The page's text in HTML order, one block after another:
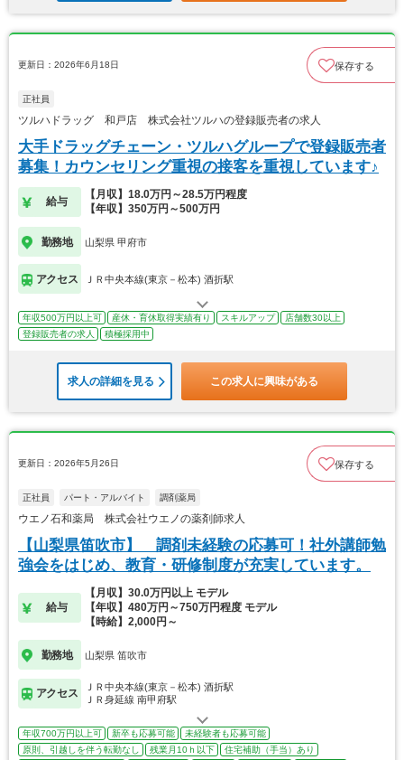
更新日：2026年6月18日 保存する
正社員
ツルハドラッグ 和戸店 株式会社ツルハの登録販売者の求人
大手ドラッグチェーン・ツルハグループで登録販売者
募集！カウンセリング重視の接客を重視しています♪
給与
【月収】18.0万円～28.5万円程度
【年収】350万円～500万円
勤務地 山梨県 甲府市
アクセス ＪＲ中央本線(東京－松本) 酒折駅
年収500万円以上可 産休・育休取得実績有り スキルアップ
店舗数30以上
登録販売者の求人
積極採用中
求人の詳細を見る この求人に興味がある
更新日：2026年5月26日 保存する
正社員 パート・アルバイト 調剤薬局
ウエノ石和薬局 株式会社ウエノの薬剤師求人
【山梨県笛吹市】 調剤未経験の応募可！社外講師勉
強会をはじめ、教育・研修制度が充実しています。
給与
【月収】30.0万円以上 モデル
【年収】480万円～750万円程度 モデル
【時給】2,000円～
勤務地 山梨県 笛吹市
アクセス
ＪＲ中央本線(東京－松本) 酒折駅
ＪＲ身延線 南甲府駅
年収700万円以上可 新卒も応募可能
未経験者も応募可能
原則、引越しを伴う転勤なし
残業月10ｈ以下
住宅補助（手当）あり